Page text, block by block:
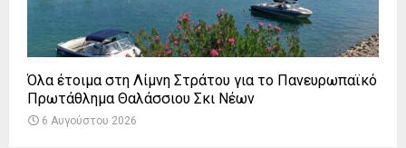
Όλα έτοιμα στη Λίμνη Στράτου για το Πανευρωπαϊκό
Πρωτάθλημα Θαλάσσιου Σκι Νέων
6 Αυγούστου 2026